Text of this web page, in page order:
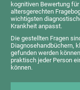
kognitiven Bewertung
altersgerechten
wichtigsten
Krankheit anpasst.
Die gestellten Fragen
Diagnosehandbüchern,
gefunden werden
praktisch jeder Person
können.